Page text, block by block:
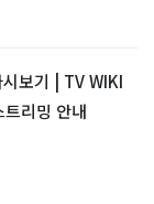
보기 | TV WIKI
리밍 안내